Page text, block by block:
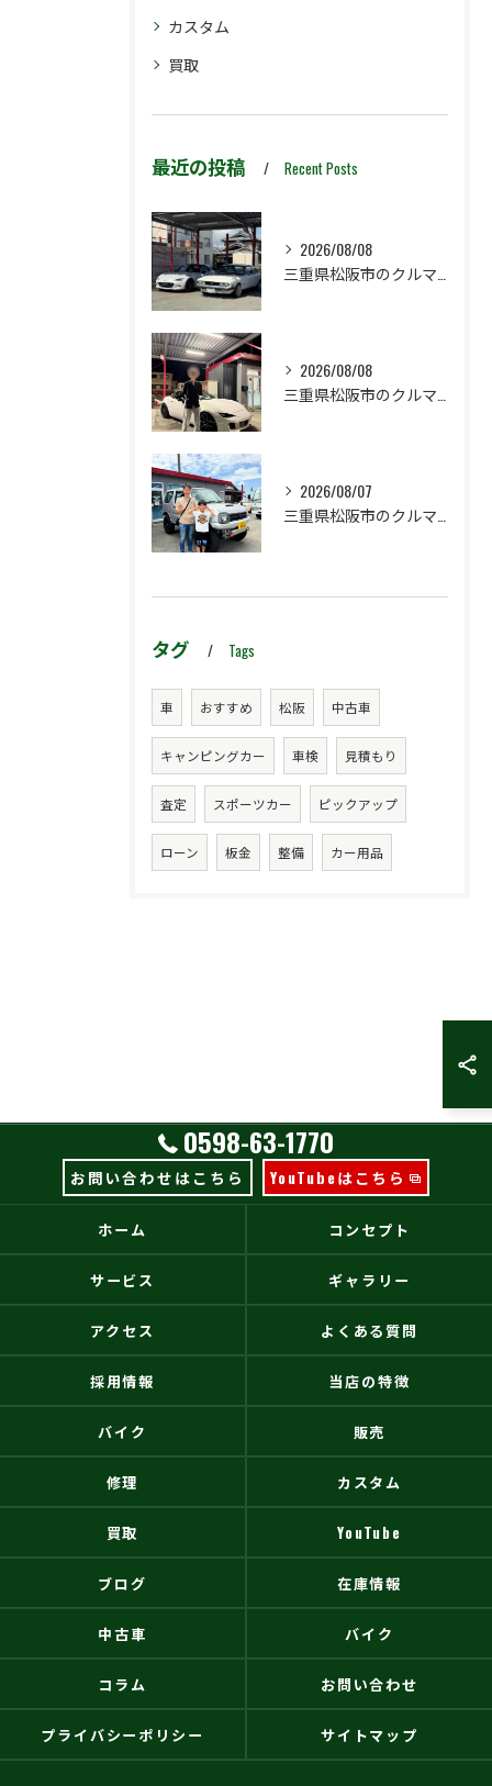
カスタム
買取
最近の投稿 Recent Posts
2026/08/08
2026/08/08
2026/08/07
タグ Tags
車 おすすめ 松阪 中古車
キャンピングカー 車検 見積もり
査定 スポーツカー ピックアップ
ローン 板金 整備 カー用品
0598-63-1770
お問い合わせはこちら YouTubeはこちら
ホーム コンセプト
サービス ギャラリー
アクセス よくある質問
採用情報 当店の特徴
バイク 販売
修理 カスタム
買取 YouTube
ブログ 在庫情報
中古車 バイク
コラム お問い合わせ
プライバシーポリシー サイトマップ